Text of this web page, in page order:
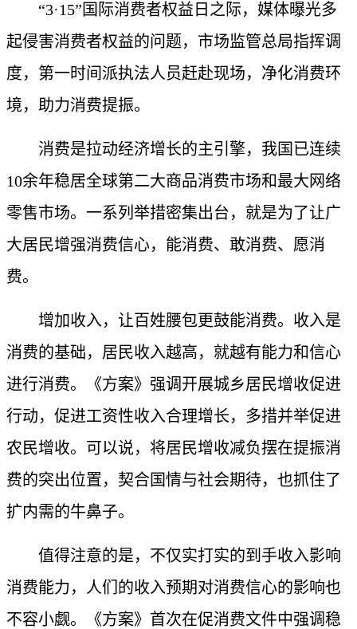
“3·15”国际消费者权益日之际，媒体曝光多
起侵害消费者权益的问题，市场监管总局指挥调
度，第一时间派执法人员赶赴现场，净化消费环
境，助力消费提振。
消费是拉动经济增长的主引擎，我国已连续
10余年稳居全球第二大商品消费市场和最大网络
零售市场。一系列举措密集出台，就是为了让广
大居民增强消费信心，能消费、敢消费、愿消
费。
增加收入，让百姓腰包更鼓能消费。收入是
消费的基础，居民收入越高，就越有能力和信心
进行消费。《方案》强调开展城乡居民增收促进
行动，促进工资性收入合理增长，多措并举促进
农民增收。可以说，将居民增收减负摆在提振消
费的突出位置，契合国情与社会期待，也抓住了
扩内需的牛鼻子。
值得注意的是，不仅实打实的到手收入影响
消费能力，人们的收入预期对消费信心的影响也
不容小觑。《方案》首次在促消费文件中强调稳